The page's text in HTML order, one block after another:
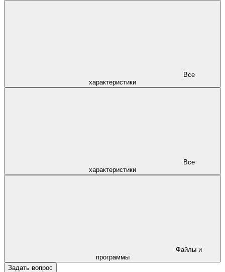
характеристики
характеристики
программы
Задать вопрос